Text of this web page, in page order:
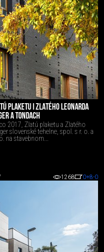
PLAKETU I ZLATÉHO LEONARDA
A TONDACH
2017, Zlatú plaketu a Zlatého
slovenské tehelne, spol. s r. o. a
na stavebnom...
1268 0+8-0